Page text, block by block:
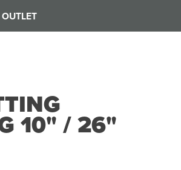
OUTLET
10" / 26"